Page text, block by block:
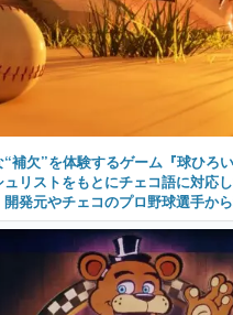
“補欠”を体験するゲーム『球ひろ
ュリストをもとにチェコ語に対応
開発元やチェコのプロ野球選手か